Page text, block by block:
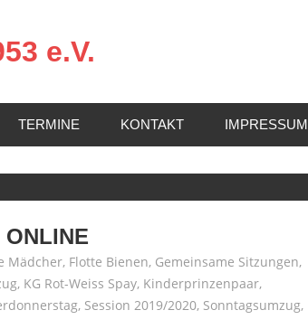
e.V.
TERMINE KONTAKT IMPRESSUM
ONLINE
Mädcher, Flotte Bienen, Gemeinsame Sitzungen,
, KG Rot-Weiss Spay, Kinderprinzenpaar,
, Session 2019/2020, Sonntagsumzug,